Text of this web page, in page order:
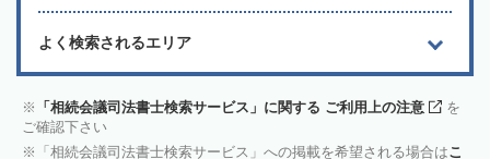
よく検索されるエリア
「相続会議司法書士検索サービス」に関する ご利用上の注意
を
ご確認下さい
「相続会議司法書士検索サービス」への掲載を希望される場合はこ